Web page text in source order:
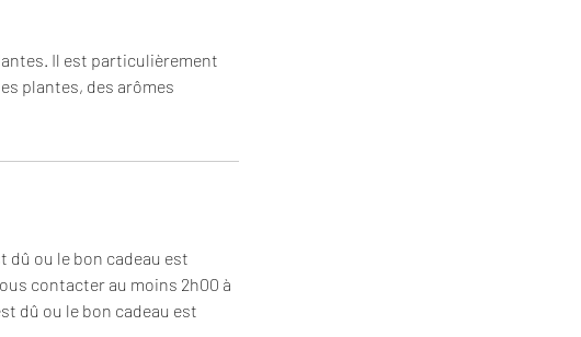
Il est particulièrement
plantes, des arômes
dû ou le bon cadeau est
contacter au moins 2h00 à
dû ou le bon cadeau est